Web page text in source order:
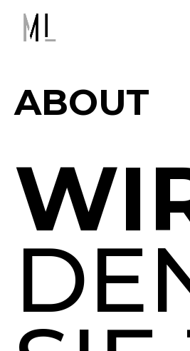
ABOUT